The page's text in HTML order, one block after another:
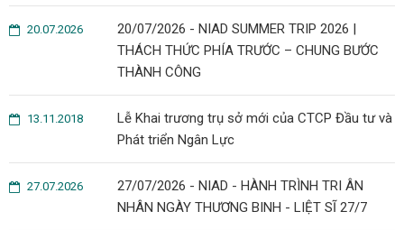
20/07/2026 - NIAD SUMMER TRIP 2026 |
THÁCH THỨC PHÍA TRƯỚC – CHUNG BƯỚC
THÀNH CÔNG
20.07.2026
Lễ Khai trương trụ sở mới của CTCP Đầu tư và
Phát triển Ngân Lực
13.11.2018
27/07/2026 - NIAD - HÀNH TRÌNH TRI ÂN
NHÂN NGÀY THƯƠNG BINH - LIỆT SĨ 27/7
27.07.2026